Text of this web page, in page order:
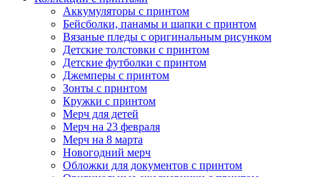
Аккумуляторы с принтом
Бейсболки, панамы и шапки с принтом
Вязаные пледы с оригинальным рисунком
Детские толстовки с принтом
Детские футболки с принтом
Джемперы с принтом
Зонты с принтом
Кружки с принтом
Мерч для детей
Мерч на 23 февраля
Мерч на 8 марта
Новогодний мерч
Обложки для документов с принтом